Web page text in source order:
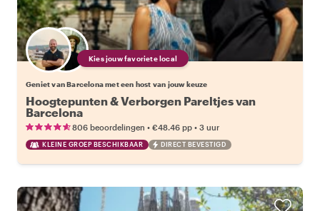
Kies jouw favoriete local
Geniet van Barcelona met een host van jouw keuze
Hoogtepunten & Verborgen Pareltjes van
Barcelona
806 beoordelingen • €48.46 pp • 3 uur
KLEINE GROEP BESCHIKBAAR DIRECT BEVESTIGD